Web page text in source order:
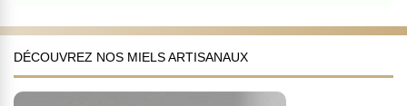
DÉCOUVREZ NOS MIELS ARTISANAUX